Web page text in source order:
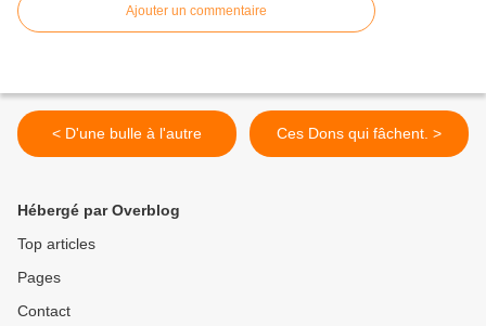
Ajouter un commentaire
< D'une bulle à l'autre Ces Dons qui fâchent. >
Hébergé par Overblog
Top articles
Pages
Contact